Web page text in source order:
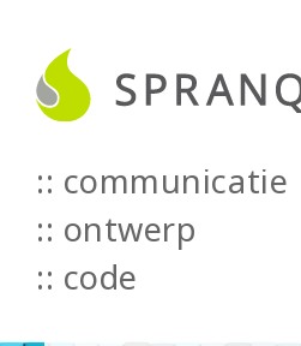
communicatie
::
ontwerp
::
code